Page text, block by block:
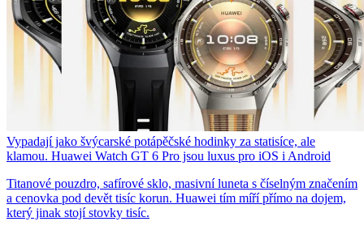
Vypadají jako švýcarské potápěčské hodinky za statisíce, ale
klamou. Huawei Watch GT 6 Pro jsou luxus pro iOS i Android
Titanové pouzdro, safírové sklo, masivní luneta s číselným značením
a cenovka pod devět tisíc korun. Huawei tím míří přímo na dojem,
který jinak stojí stovky tisíc.